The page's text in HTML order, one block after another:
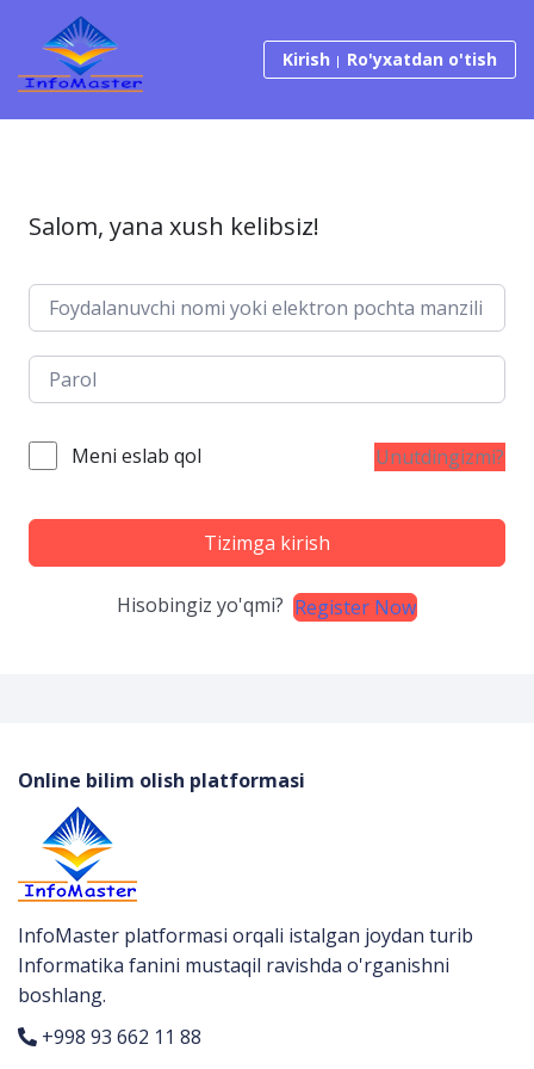
Tarkibga o‘tish
Kirish Ro'yxatdan o'tish
Salom, yana xush kelibsiz!
Meni eslab qol Unutdingizmi?
Tizimga kirish
Hisobingiz yo'qmi? Register Now
Online bilim olish platformasi
InfoMaster platformasi orqali istalgan joydan turib
Informatika fanini mustaqil ravishda o'rganishni
boshlang.
+998 93 662 11 88